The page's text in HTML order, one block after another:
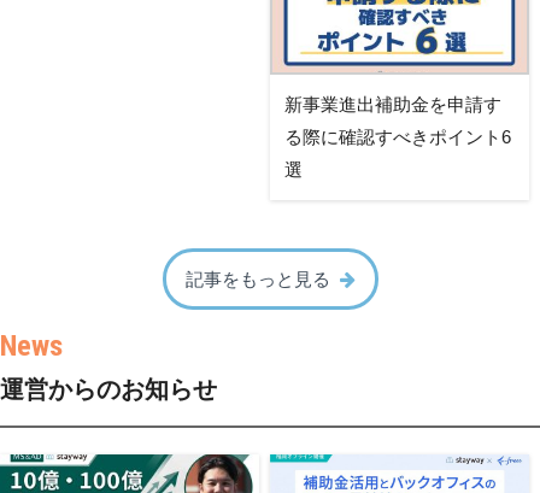
新事業進出補助金を申請す
る際に確認すべきポイント6
選
記事をもっと見る
運営からのお知らせ